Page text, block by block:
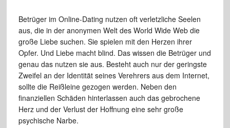
Betrüger im Online-Dating nutzen oft verletzliche Seelen
aus, die in der anonymen Welt des World Wide Web die
große Liebe suchen. Sie spielen mit den Herzen ihrer
Opfer. Und Liebe macht blind. Das wissen die Betrüger und
genau das nutzen sie aus. Besteht auch nur der geringste
Zweifel an der Identität seines Verehrers aus dem Internet,
sollte die Reißleine gezogen werden. Neben den
finanziellen Schäden hinterlassen auch das gebrochene
Herz und der Verlust der Hoffnung eine sehr große
psychische Narbe.